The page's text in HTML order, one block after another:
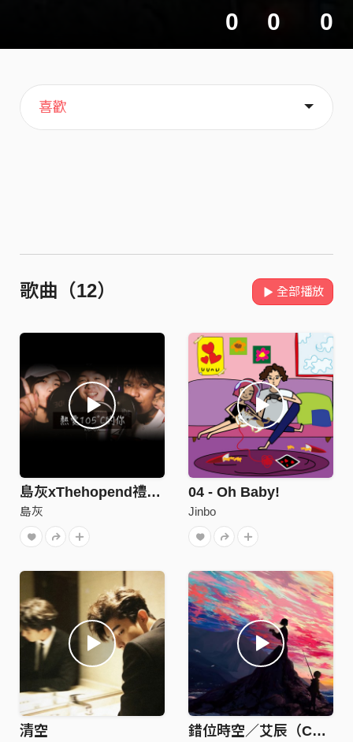
0 0 0
主頁
喜歡
關於
歌曲（12） 全部播放
島灰xThehopend禮韋xC Grass C草 - 熱愛105度的你 Remix
島灰
04 - Oh Baby!
Jinbo
清空 錯位時空／艾辰（Cover.普通人）